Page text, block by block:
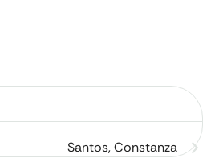
Santos, Constanza